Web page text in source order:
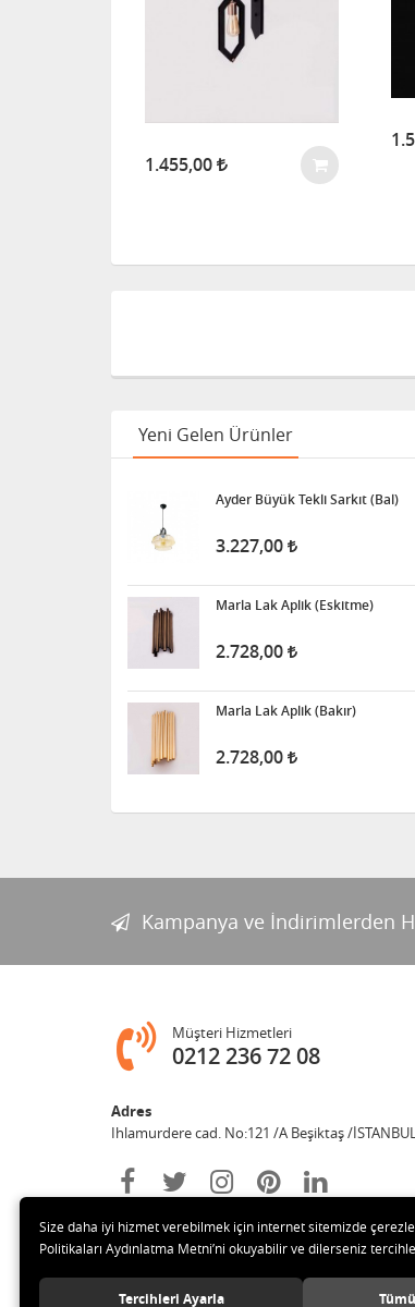
1.455,00
Yeni Gelen Ürünler
Ayder Büyük Tekli Sarkıt (Bal)
3.227,00
Marla Lak Aplik (Eskitme)
2.728,00
Marla Lak Aplik (Bakır)
2.728,00
Kampanya ve İndirimlerden
Müşteri Hizmetleri
0212 236 72 08
Adres
Ihlamurdere cad. No:121 /A Beşiktaş /
Size daha iyi hizmet verebilmek için internet sitemizde
Politikaları Aydınlatma Metni’ni okuyabilir ve dilerseniz
Tercihleri Ayarla